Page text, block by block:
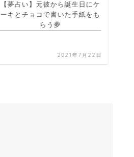
【夢占い】元彼から誕生日にケ
ーキとチョコで書いた手紙をも
らう夢
2021年7月22日